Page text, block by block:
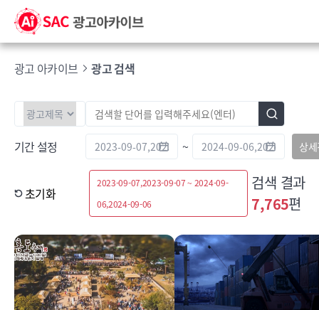
광고 아카이브 광고 검색
기간 설정 ~ 상
초기화
2023-09-07,2023-09-07 ~ 2024-09-
06,2024-09-06
검색 결과
7,765편